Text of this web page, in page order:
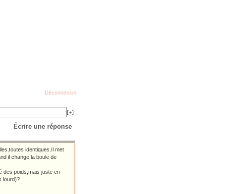
Déconnexion
[+]
Écrire une réponse
identiques.Il met
il change la boule de
des poids,mais juste en
lourd)?